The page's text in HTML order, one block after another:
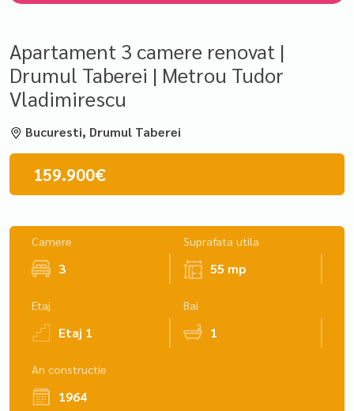
Apartament 3 camere renovat |
Drumul Taberei | Metrou Tudor
Vladimirescu
Bucuresti, Drumul Taberei
159.900€
Camere
3
Suprafata utila
55 mp
Etaj
Etaj 1
Bai
1
An constructie
1964